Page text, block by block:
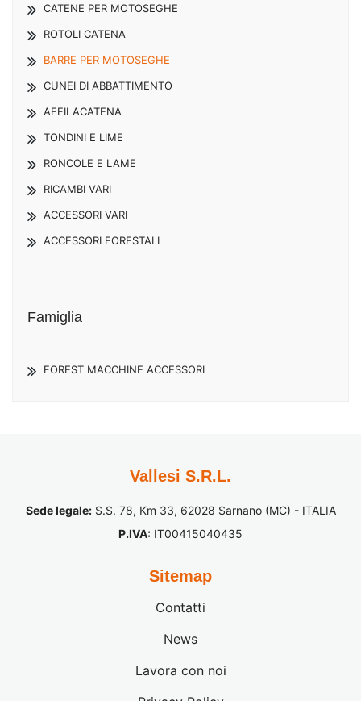
CATENE PER MOTOSEGHE
ROTOLI CATENA
BARRE PER MOTOSEGHE
CUNEI DI ABBATTIMENTO
AFFILACATENA
TONDINI E LIME
RONCOLE E LAME
RICAMBI VARI
ACCESSORI VARI
ACCESSORI FORESTALI
Famiglia
FOREST MACCHINE ACCESSORI
Vallesi S.R.L.
Sede legale:S.S. 78, Km 33, 62028 Sarnano (MC) - ITALIA
P.IVA: IT00415040435
Sitemap
Contatti
News
Lavora con noi